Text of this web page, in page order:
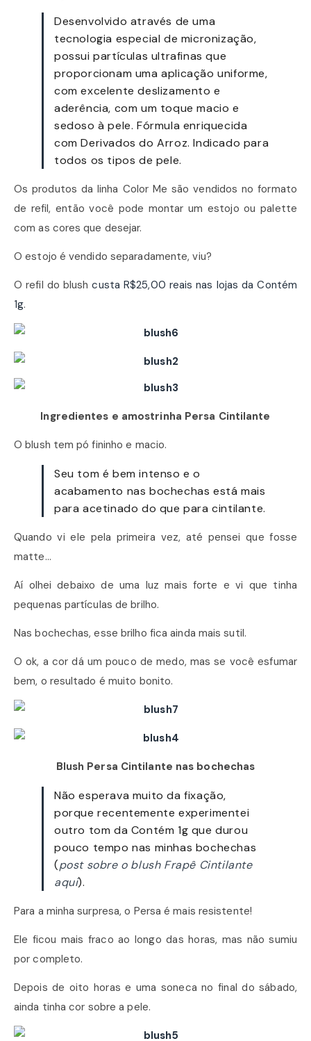
Desenvolvido através de uma
tecnologia especial de micronização,
possui partículas ultrafinas que
proporcionam uma aplicação uniforme,
com excelente deslizamento e
aderência, com um toque macio e
sedoso à pele. Fórmula enriquecida
com Derivados do Arroz. Indicado para
todos os tipos de pele.
Os produtos da linha Color Me são vendidos no formato
de refil, então você pode montar um estojo ou palette
com as cores que desejar.
O estojo é vendido separadamente, viu?
O refil do blushcusta R$25,00 reais nas lojas da Contém
1g.
Ingredientes e amostrinha Persa Cintilante
O blush tem pó fininho e macio.
Seu tom é bem intenso e o
acabamento nas bochechas está mais
para acetinado do que para cintilante.
Quando vi ele pela primeira vez, até pensei que fosse
matte…
Aí olhei debaixo de uma luz mais forte e vi que tinha
pequenas partículas de brilho.
Nas bochechas, esse brilho fica ainda mais sutil.
O ok, a cor dá um pouco de medo, mas se você esfumar
bem, o resultado é muito bonito.
Blush Persa Cintilante nas bochechas
Não esperava muito da fixação,
porque recentemente experimentei
outro tom da Contém 1g que durou
pouco tempo nas minhas bochechas
(post sobre o blush Frapê Cintilante
aqui).
Para a minha surpresa, o Persa é mais resistente!
Ele ficou mais fraco ao longo das horas, mas não sumiu
por completo.
Depois de oito horas e uma soneca no final do sábado,
ainda tinha cor sobre a pele.